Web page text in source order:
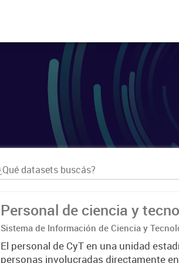
Personal de ciencia y
Sistema de Información de Ciencia y
El personal de CyT en una unidad
personas involucradas directamente